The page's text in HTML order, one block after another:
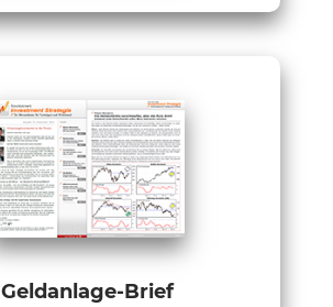
Geldanlage-Brief